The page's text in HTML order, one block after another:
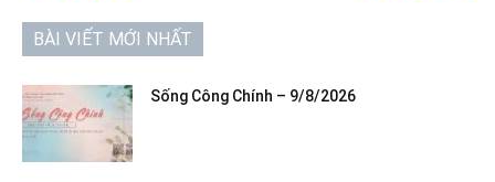
BÀI VIẾT MỚI NHẤT
Sống Công Chính – 9/8/2026